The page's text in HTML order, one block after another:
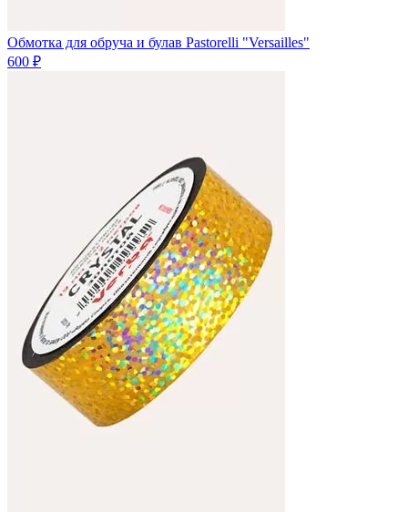
Обмотка для обруча и булав Pastorelli "Versailles"
600 ₽